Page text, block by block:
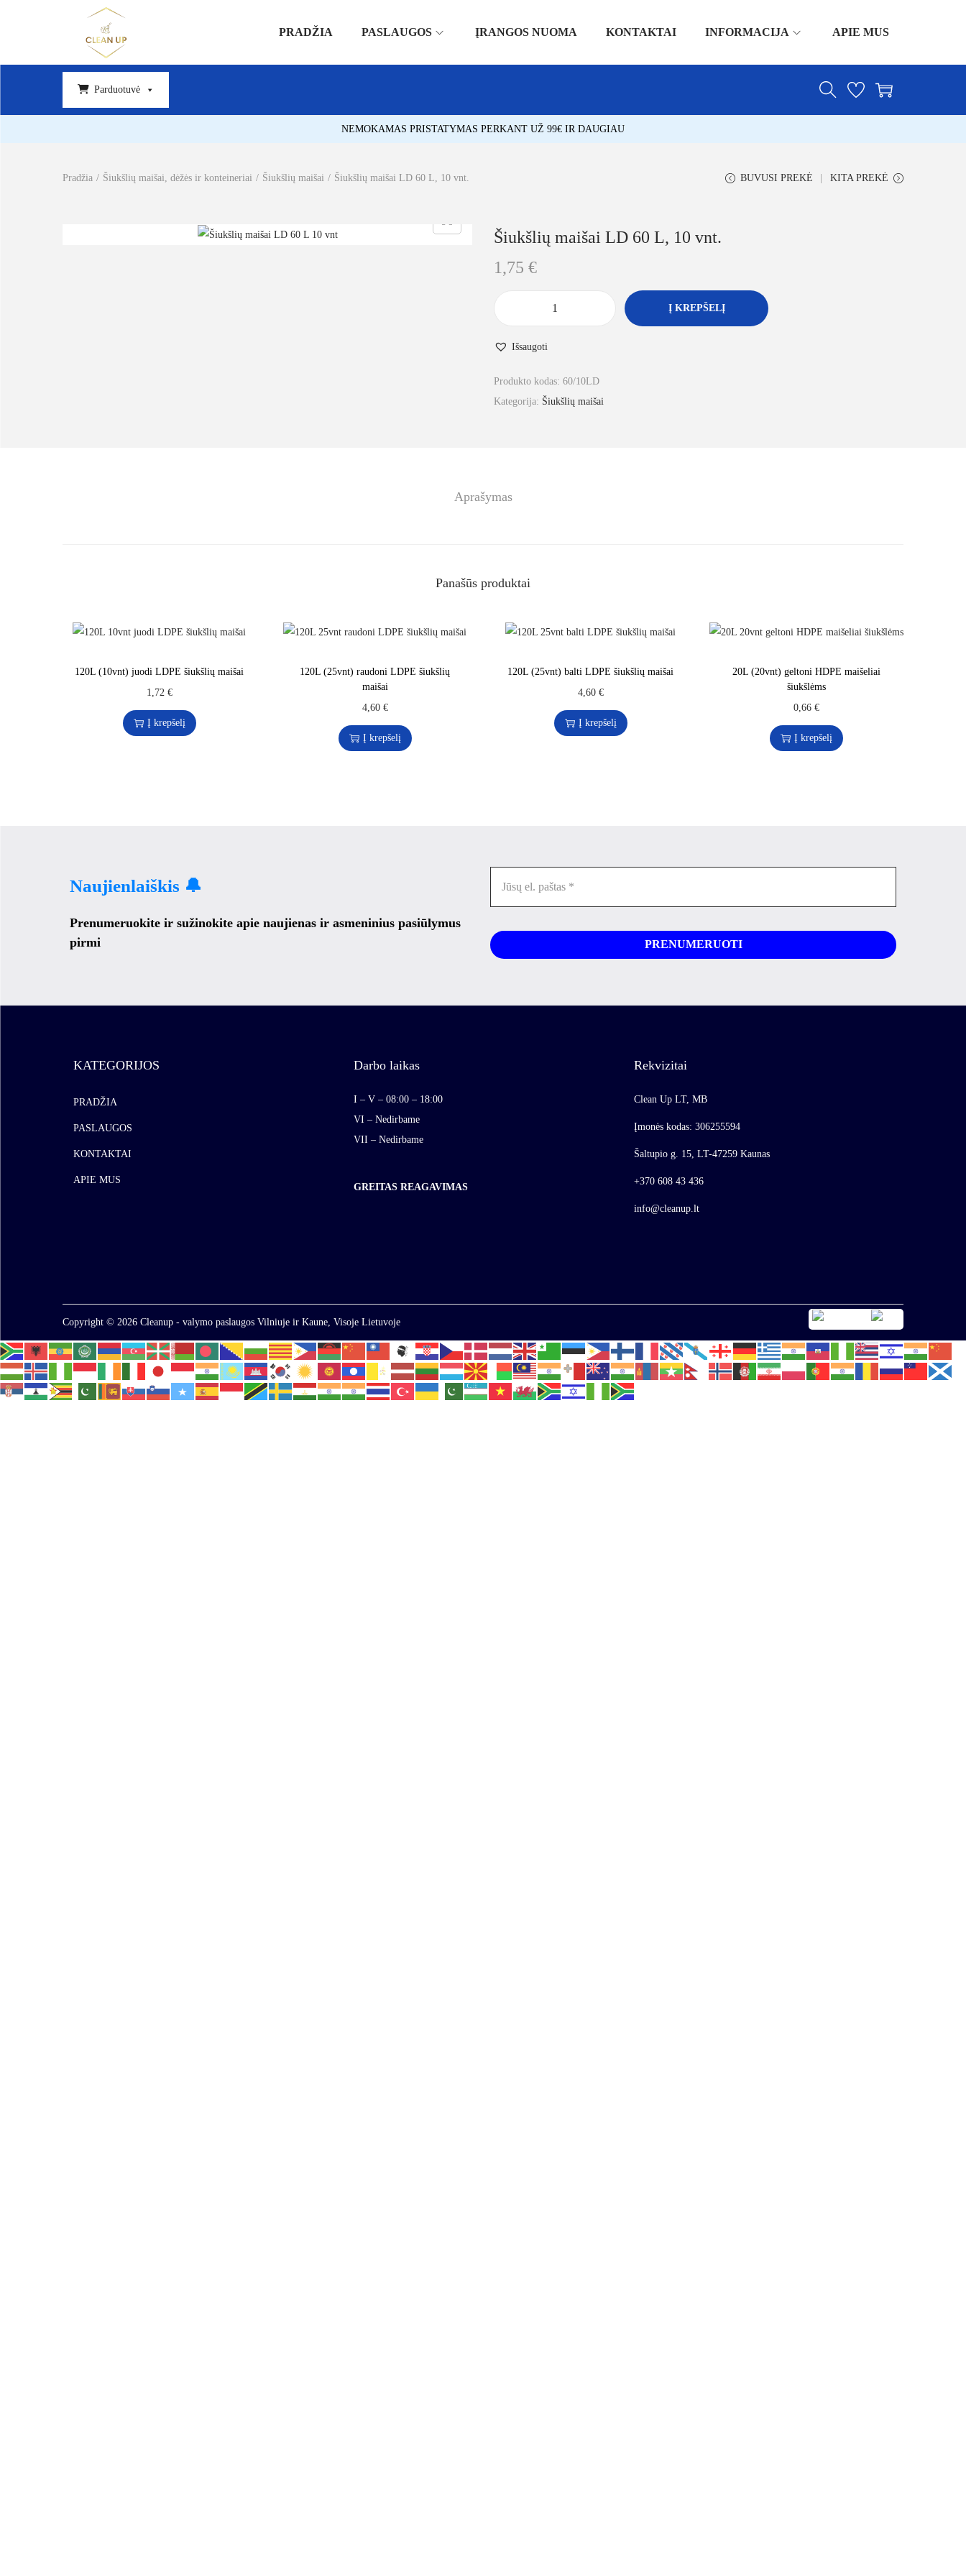
PRADŽIA PASLAUGOS ĮRANGOS NUOMA KONTAKTAI INFORMACIJA APIE MUS
Parduotuvė
NEMOKAMAS PRISTATYMAS PERKANT UŽ 99€ IR DAUGIAU
Pradžia / Šiukšlių maišai, dėžės ir konteineriai / Šiukšlių maišai / Šiukšlių maišai LD 60 L, 10 vnt. BUVUSI PREKĖ KITA PREKĖ
Šiukšlių maišai LD 60 L, 10 vnt.
1,75 €
Į KREPŠELĮ
Išsaugoti
Produkto kodas: 60/10LD
Kategorija: Šiukšlių maišai
Aprašymas
Panašūs produktai
120L (10vnt) juodi LDPE šiukšlių maišai
1,72 €
Į krepšelį
120L (25vnt) raudoni LDPE šiukšlių
maišai
4,60 €
Į krepšelį
120L (25vnt) balti LDPE šiukšlių maišai
4,60 €
Į krepšelį
20L (20vnt) geltoni HDPE maišeliai
šiukšlėms
0,66 €
Į krepšelį
Naujienlaiškis 🔔
Prenumeruokite ir sužinokite apie naujienas ir asmeninius pasiūlymus
pirmi
KATEGORIJOS
PRADŽIA
PASLAUGOS
KONTAKTAI
APIE MUS
Darbo laikas
I – V – 08:00 – 18:00
VI – Nedirbame
VII – Nedirbame
GREITAS REAGAVIMAS
Rekvizitai
Clean Up LT, MB
Įmonės kodas: 306255594
Šaltupio g. 15, LT-47259 Kaunas
+370 608 43 436
info@cleanup.lt
Copyright © 2026 Cleanup - valymo paslaugos Vilniuje ir Kaune, Visoje Lietuvoje